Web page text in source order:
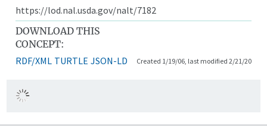
https://lod.nal.usda.gov/nalt/7182
DOWNLOAD THIS
CONCEPT:
RDF/XML TURTLE JSON-LD Created 1/19/06, last modified 2/21/20